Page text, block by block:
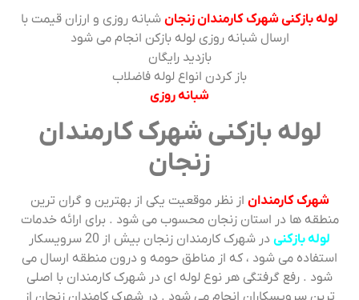
لوله بازکنی شهرک کارمندان زنجان شبانه روزی و ارزان قیمت با
ارسال شبانه روزی لوله بازکن انجام می شود
بازدید رایگان
باز کردن انواع لوله فاضلاب
شبانه روزی
لوله بازکنی شهرک کارمندان
زنجان
شهرک کارمندان از نظر موقعیت یکی از بهترین و گران ترین
منطقه ها در استان زنجان محسوب می شود . برای ارائه خدمات
لوله بازکنی
در شهرک کارمندان زنجان بیش از 20 سرویسکار
استفاده می شود ، که از مناطق حومه و درون منطقه ارسال می
شود . رفع گرفتگی هر نوع لوله ای در شهرک کارمندان با اصلی
ترین سرویسکاران انجام می شود . در شهرک کامندان زنجان از